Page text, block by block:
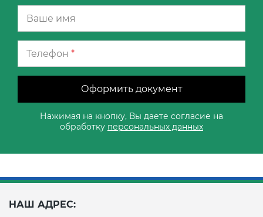
Телефон *
Оформить документ
Нажимая на кнопку, Вы даете согласие на
обработку персональных данных
НАШ АДРЕС: